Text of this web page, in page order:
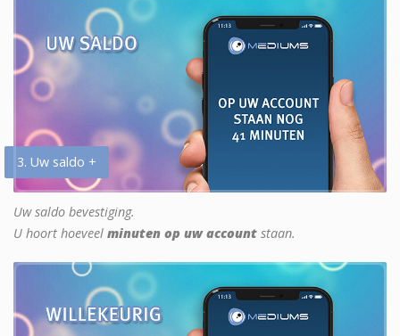
3. Uw saldo +
Uw saldo bevestiging.
U hoort hoeveel minuten op uw account staan.